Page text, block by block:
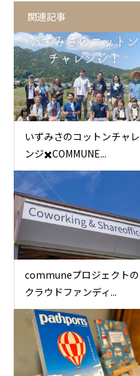
関連記事
いずみさのコットンチャレ
ンジ✖️COMMUNE...
communeプロジェクトの
クラウドファンディ...